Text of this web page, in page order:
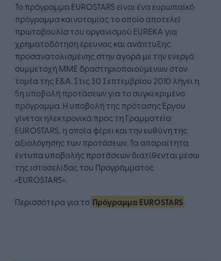
Το πρόγραμμα EUROSTARS είναι ένα ευρωπαϊκό
πρόγραμμα καινοτομίας το οποίο αποτελεί
πρωτοβουλία του οργανισμού EUREKA για
χρηματοδότηση έρευνας και ανάπτυξης
προσανατολισμένης στην αγορά με την ενεργό
συμμετοχή ΜΜΕ δραστηριοποιούμενων στον
τομέα της Ε&Α. Στις 30 Σεπτεμβρίου 2010 λήγει η
5η υποβολή προτάσεων για το συγκεκριμένο
πρόγραμμα. Η υποβολή της πρότασης Έργου
γίνεται ηλεκτρονικά προς τη Γραμματεία
EUROSTARS, η οποία φέρει και την ευθύνη της
αξιολόγησης των προτάσεων. Τα απαραίτητα
έντυπα υποβολής προτάσεων διατίθενται μέσω
της ιστοσελίδας του Προγράμματος
«EUROSTARS».
Περισσότερα για το Πρόγραμμα EUROSTARS.